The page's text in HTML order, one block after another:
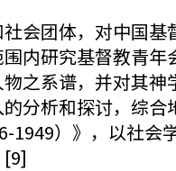
会团体，对中国
内研究基督教青
之系谱，并对其
分析和探讨，综
）》，以社
[9]